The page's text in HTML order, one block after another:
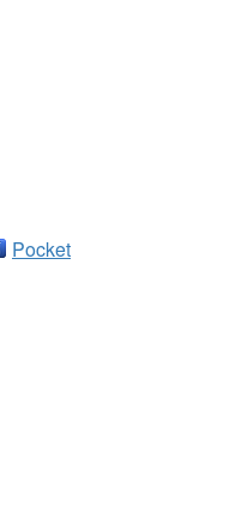
Pocket